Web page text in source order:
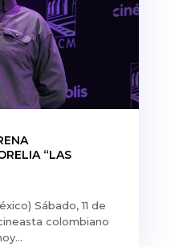
“LAS
Sábado, 11 de
colombiano